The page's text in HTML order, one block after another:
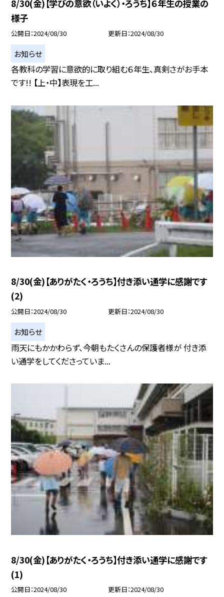
8/30(金)【学びの意欲（いよく）・ろうち】６年生の授業の
様子
公開日 2024/08/30 更新日 2024/08/30
お知らせ
各教科の学習に意欲的に取り組む６年生、真剣さがお手本
です!! 【上・中】表現を工...
8/30(金)【ありがたく・ろうち】付き添い通学に感謝です
(2)
公開日 2024/08/30 更新日 2024/08/30
お知らせ
雨天にもかかわらず、今朝もたくさんの保護者様が 付き添
い通学をしてくださっていま...
8/30(金)【ありがたく・ろうち】付き添い通学に感謝です
(1)
公開日 2024/08/30 更新日 2024/08/30